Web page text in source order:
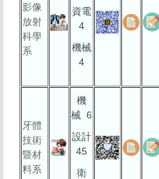
影像
放射
科學
系
資電
4
機械
4
牙體
技術
暨材
料系
機
械 6
設計
45
衛